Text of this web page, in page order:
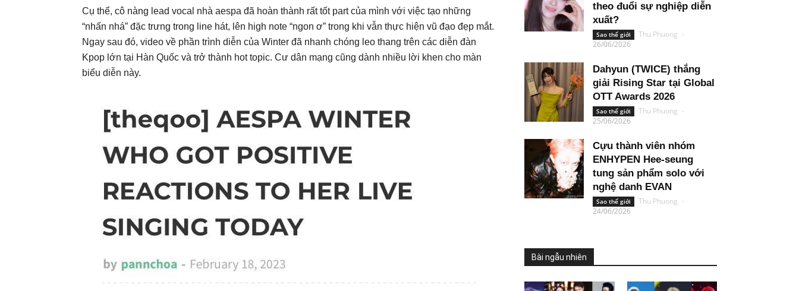
Cụ thể, cô nàng lead vocal nhà aespa đã hoàn thành rất tốt part của mình với việc tạo những
“nhấn nhá” đặc trưng trong line hát, lên high note “ngon ơ” trong khi vẫn thực hiện vũ đạo đẹp mắt.
Ngay sau đó, video về phần trình diễn của Winter đã nhanh chóng leo thang trên các diễn đàn
Kpop lớn tại Hàn Quốc và trở thành hot topic. Cư dân mạng cũng dành nhiều lời khen cho màn
biểu diễn này.
theo đuổi sự nghiệp diễn
xuất?
Sao thế giới Thu Phuong -
26/06/2026
Dahyun (TWICE) thắng
giải Rising Star tại Global
OTT Awards 2026
Sao thế giới Thu Phuong -
25/06/2026
Cựu thành viên nhóm
ENHYPEN Hee-seung
tung sản phẩm solo với
nghệ danh EVAN
Sao thế giới Thu Phuong -
24/06/2026
Bài ngẫu nhiên